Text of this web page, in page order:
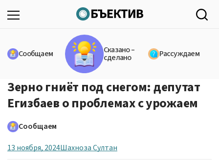
Сообщаем Сказано –
сделано Рассуждаем
Зерно гниёт под снегом: депутат
Егизбаев о проблемах с урожаем
Сообщаем
13 ноября, 2024Шахноза Султан